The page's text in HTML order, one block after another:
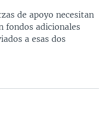
de apoyo necesitan
fondos adicionales
a esas dos